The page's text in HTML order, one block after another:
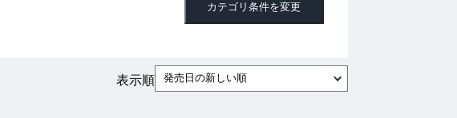
カテゴリ条件を変更
表示順 発売日の新しい順